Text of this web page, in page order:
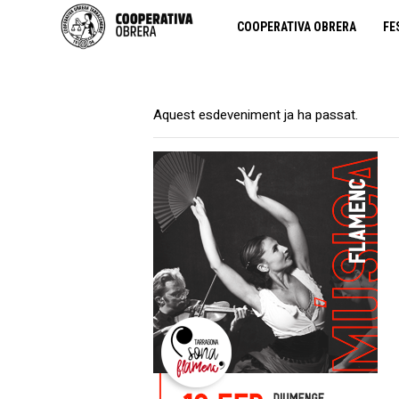
COOPERATIVA OBRERA
Aquest esdeveniment ja ha passat.